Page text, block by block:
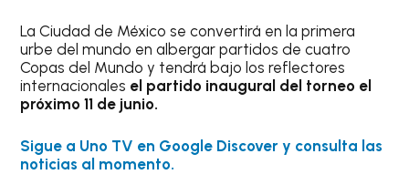
La Ciudad de México se convertirá en la primera
urbe del mundo en albergar partidos de cuatro
Copas del Mundo y tendrá bajo los reflectores
internacionales el partido inaugural del torneo el
próximo 11 de junio.
Sigue a Uno TV en Google Discover y consulta las
noticias al momento.